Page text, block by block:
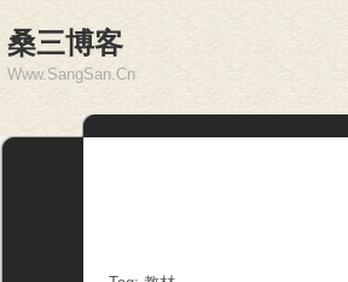
桑三博客
Www.SangSan.Cn